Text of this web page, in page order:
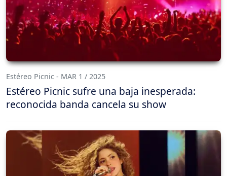
Estéreo Picnic - MAR 1 / 2025
Estéreo Picnic sufre una baja inesperada:
reconocida banda cancela su show